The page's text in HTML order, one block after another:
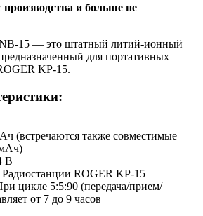
и больше не
15 — это штатный литий-ионный
для портативных
KP-15.
(встречаются также совместимые
В
ROGER KP-15
цикле 5:5:90 (передача/прием/
от 7 до 9 часов